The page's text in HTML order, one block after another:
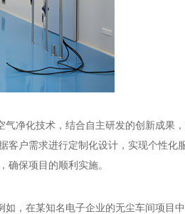
净化技术，结合自主研发的创新成果
客户需求进行定制化设计，实现个性化
保项目的顺利实施。
，在某知名电子企业的无尘车间项目